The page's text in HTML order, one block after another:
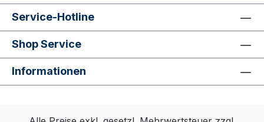
Service-Hotline
Shop Service
Informationen